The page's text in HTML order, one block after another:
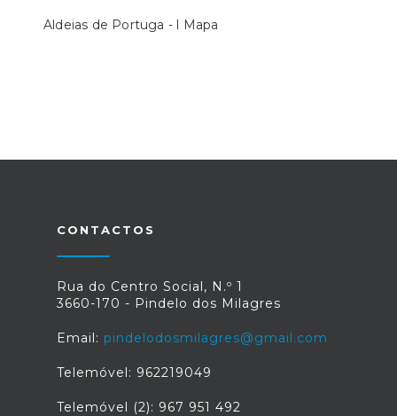
Aldeias de Portuga - l Mapa
CONTACTOS
Rua do Centro Social, N.º 1
3660-170 - Pindelo dos Milagres
Email: pindelodosmilagres@gmail.com
Telemóvel: 962219049
Telemóvel (2): 967 951 492